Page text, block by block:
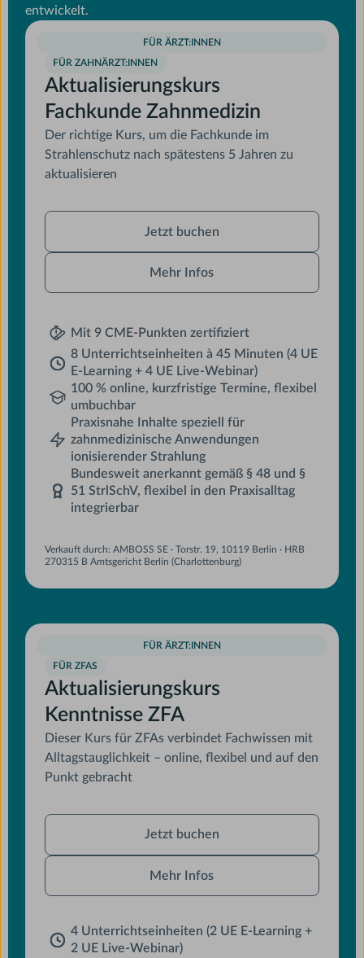
entwickelt.
FÜR ÄRZT:INNEN
FÜR ZAHNÄRZT:INNEN
Aktualisierungskurs
Fachkunde Zahnmedizin
Der richtige Kurs, um die Fachkunde im
Strahlenschutz nach spätestens 5 Jahren zu
aktualisieren
buchen
Jetzt buchen
Mehr Infos
Mit 9 CME-Punkten zertifiziert
8 Unterrichtseinheiten à 45 Minuten (4 UE
E-Learning + 4 UE Live-Webinar)
100 % online, kurzfristige Termine, flexibel
umbuchbar
Praxisnahe Inhalte speziell für
zahnmedizinische Anwendungen
ionisierender Strahlung
Bundesweit anerkannt gemäß § 48 und §
51 StrlSchV, flexibel in den Praxisalltag
integrierbar
Verkauft durch: AMBOSS SE · Torstr. 19, 10119 Berlin · HRB
270315 B Amtsgericht Berlin (Charlottenburg)
FÜR ÄRZT:INNEN
FÜR ZFAS
Aktualisierungskurs
Kenntnisse ZFA
Dieser Kurs für ZFAs verbindet Fachwissen mit
Alltagstauglichkeit – online, flexibel und auf den
Punkt gebracht
buchen
Jetzt buchen
Mehr Infos
4 Unterrichtseinheiten (2 UE E-Learning +
2 UE Live-Webinar)